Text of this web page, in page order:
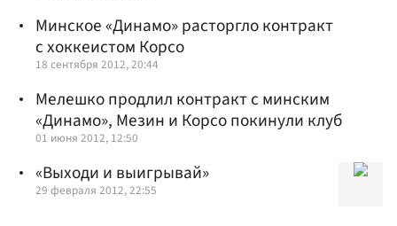
Минское «Динамо» расторгло контракт
с хоккеистом Корсо
18 сентября 2012, 20:44
Мелешко продлил контракт с минским
«Динамо», Мезин и Корсо покинули клуб
01 июня 2012, 12:50
«Выходи и выигрывай»
29 февраля 2012, 22:55